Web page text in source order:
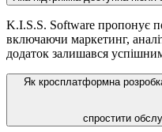
K.I.S.S. Software пропонує
включаючи маркетинг,
додаток залишався
Як кросплатформна
спростити